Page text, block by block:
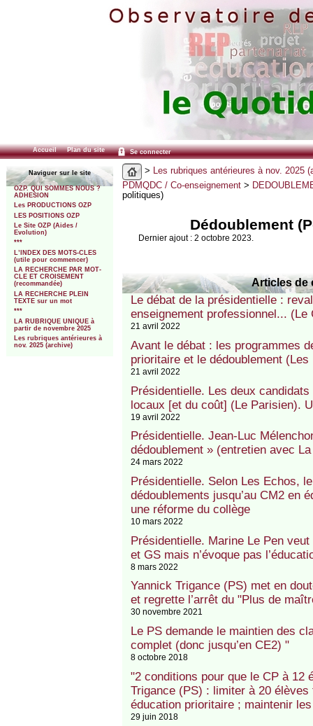
Accueil Plan du site Se connecter
Naviguer sur le site
OZP. QUI SOMMES NOUS ?
ADHESION
Les PRODUCTIONS OZP
LES POSITIONS OZP
Le Site OZP (Aides /
Evolution)
***
L’INDEX DES MOTS-CLES
(utile pour commencer)
LA RECHERCHE PAR MOT-
CLE ET CROISEMENT
(recommandée)
LA RECHERCHE PLEIN
TEXTE sur un mot
***
LA RUBRIQUE UNIQUE à
partir de novembre 2025
Les rubriques antérieures à
nov. 2025 (archive)
> Les rubriques antérieures à nov. 2025
PDMQDC / Co-enseignement>
politiques)
Dédoublement
Dernier ajout : 2 octobre 2023.
Articles de
Le débat de la présidentielle :
enseignement professionnel... (Le
21 avril 2022
Avant le débat : les programmes
prioritaire et le dédoublement (Les
21 avril 2022
Présidentielle. Les deux
locaux [et du coût] (Le Parisien).
19 avril 2022
Présidentielle. Jean-Luc
dédoublement » (entretien avec
24 mars 2022
Présidentielle. Selon Les Echos,
dédoublements jusqu’au CM2 en
une réforme du collège
10 mars 2022
Présidentielle. Marine Le Pen
et GS mais n’évoque pas
8 mars 2022
Yannick Trigance (PS) met en
et regrette l’arrêt du "Plus de
30 novembre 2021
Le PS demande le maintien des
complet (donc jusqu’en CE2) "
8 octobre 2018
"2 conditions pour que le CP à 12
Trigance (PS) : limiter à 20
éducation prioritaire ; maintenir
29 juin 2018